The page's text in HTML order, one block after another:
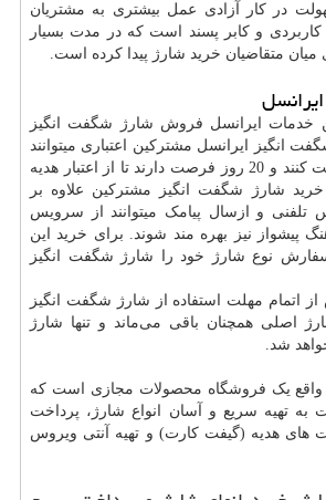
در کار آزادی عمل بیشتری به مشتریان
و کابر پسند است که در مدت بسیار
میان متقاضیان خرید شارژ پیدا کرده است.
خدمات ایرانسل فروش شارژ شگفت انگیز
انگیز ایرانسل مشترکین اعتباری میتوانند
30% اعتبار هدیه دریافت کنند و 20 روز فرصت دارند تا از اعتبار هدیه
خرید شارژ شگفت انگیز مشترکین علاوه بر
تلفنی و ازسال پیامک میتوانند از سرویس
پیشواز نیز بهره مند شوند. برای خرید این
نوع شارژ خود را شارژ شگفت انگیز
اتمام مهلت استفاده از شارژ شگفت انگیز
شارژ اصلی همچنان باقی می‌ماند و تنها شارژ
شد.
واقع یک فروشگاه محصولات مجازی است که
به تهیه سریع و آسان انواع شارژ، پرداخت
های هدیه (گیفت کارت) و تهیه آنتی ویروس